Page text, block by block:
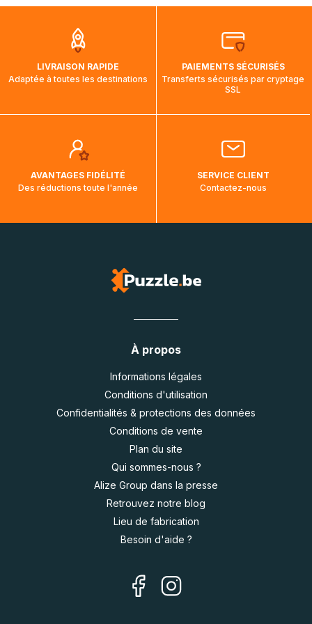
aura touché terre.
LIVRAISON RAPIDE
Adaptée à toutes les destinations
PAIEMENTS SÉCURISÉS
Transferts sécurisés par cryptage
SSL
AVANTAGES FIDÉLITÉ
Des réductions toute l'année
SERVICE CLIENT
Contactez-nous
À propos
Informations légales
Conditions d'utilisation
Confidentialités & protections des données
Conditions de vente
Plan du site
Qui sommes-nous ?
Alize Group dans la presse
Retrouvez notre blog
Lieu de fabrication
Besoin d'aide ?